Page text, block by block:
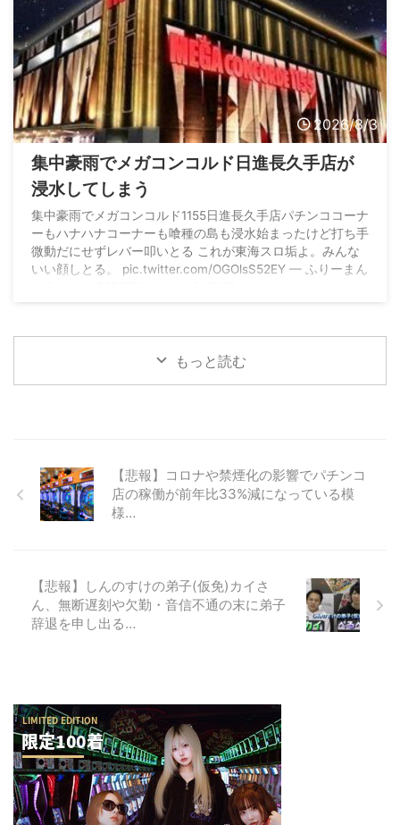
2026/8/3
集中豪雨でメガコンコルド日進長久手店が
浸水してしまう
集中豪雨でメガコンコルド1155日進長久手店パチンココーナ
ーもハナハナコーナーも喰種の島も浸水始まったけど打ち手
微動だにせずレバー叩いとる これが東海スロ垢よ。みんな
いい顔しとる。 pic.twitter.com/OGOlsS52EY — ふりーまん
もっと読む
【悲報】コロナや禁煙化の影響でパチンコ
店の稼働が前年比33%減になっている模
様…
【悲報】しんのすけの弟子(仮免)カイさ
ん、無断遅刻や欠勤・音信不通の末に弟子
辞退を申し出る…